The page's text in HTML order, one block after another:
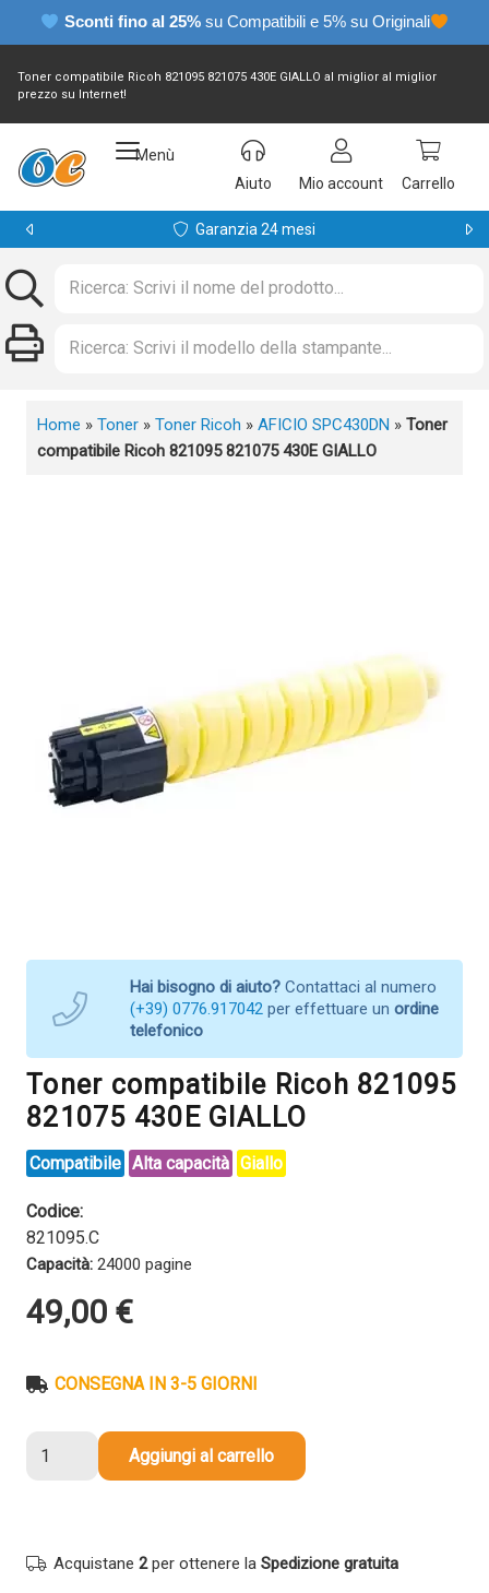
Sconti fino al 25% su Compatibili e 5% su Originali
Toner compatibile Ricoh 821095 821075 430E GIALLO al miglior al miglior
prezzo su Internet!
Menù
Aiuto
Mio account Carrello
Garanzia 24 mesi
Home » Toner » Toner Ricoh » AFICIO SPC430DN » Toner
compatibile Ricoh 821095 821075 430E GIALLO
Hai bisogno di aiuto? Contattaci al numero
(+39) 0776.917042 per effettuare un ordine
telefonico
Toner compatibile Ricoh 821095
821075 430E GIALLO
Compatibile Alta capacità Giallo
Codice:
821095.C
Capacità: 24000 pagine
49,00 €
CONSEGNA IN 3-5 GIORNI
compatibile
430E
Aggiungi al carrello
Acquistane 2per ottenere la Spedizione gratuita